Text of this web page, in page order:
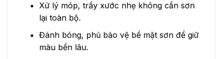
Xử lý móp, trầy xước nhẹ không cần sơn
lại toàn bộ.
Đánh bóng, phủ bảo vệ bề mặt sơn để giữ
màu bền lâu.